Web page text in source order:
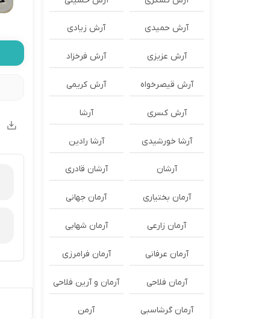
آرش حمیدی آرش زیادی
آرش عزیزی آرش فرخزاد
آرش قیصرخواه آرش کریمی
آرش کسری آرشا
آرشا خورشیدی آرشا رادین
آرشان آرشان قادری
آرمان بختیاری آرمان جهانی
آرمان زارعی آرمان شهابی
آرمان عرفانی آرمان فرامرزی
آرمان فلاحی آرمان و آرین فلاحی
آرمان گرشاسبی آرمن